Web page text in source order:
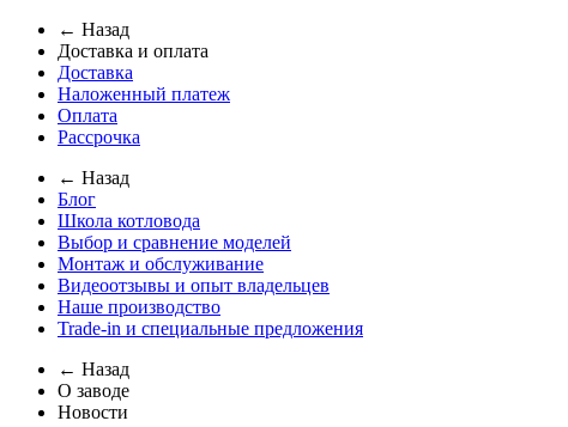
← Назад
Доставка и оплата
Доставка
Наложенный платеж
Оплата
Рассрочка
← Назад
Блог
Школа котловода
Выбор и сравнение моделей
Монтаж и обслуживание
Видеоотзывы и опыт владельцев
Наше производство
Trade-in и специальные предложения
← Назад
О заводе
Новости